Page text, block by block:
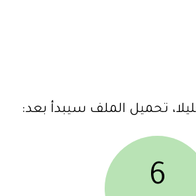
تحميل الملف سيبدأ بعد:
6